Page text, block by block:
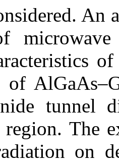
An
of
tunnel
region. The
on